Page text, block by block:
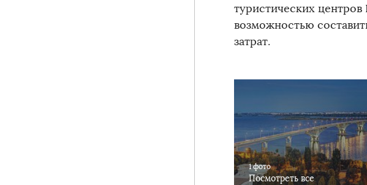
туристических
возможностью
затрат.
1 фото
Посмотреть все